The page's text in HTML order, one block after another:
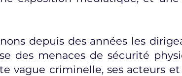
depuis des années les
des menaces de sécurité
vague criminelle, ses acteurs